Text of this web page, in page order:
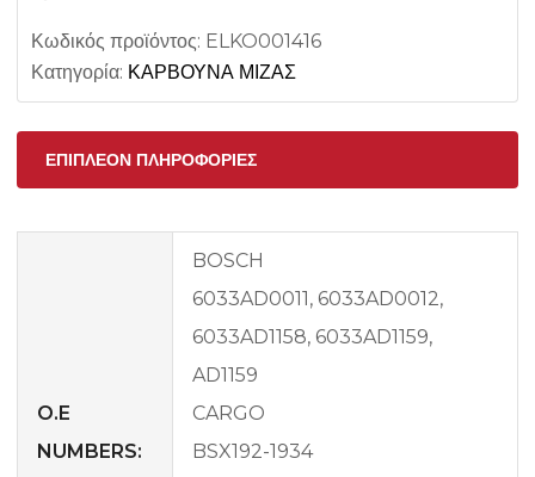
Κωδικός προϊόντος: ELKO001416
Κατηγορία: ΚΑΡΒΟΥΝΑ ΜΙΖΑΣ
ΕΠΙΠΛΈΟΝ ΠΛΗΡΟΦΟΡΊΕΣ
O.E
NUMBERS:
BOSCH
6033AD0011, 6033AD0012,
6033AD1158, 6033AD1159,
AD1159
CARGO
BSX192-1934